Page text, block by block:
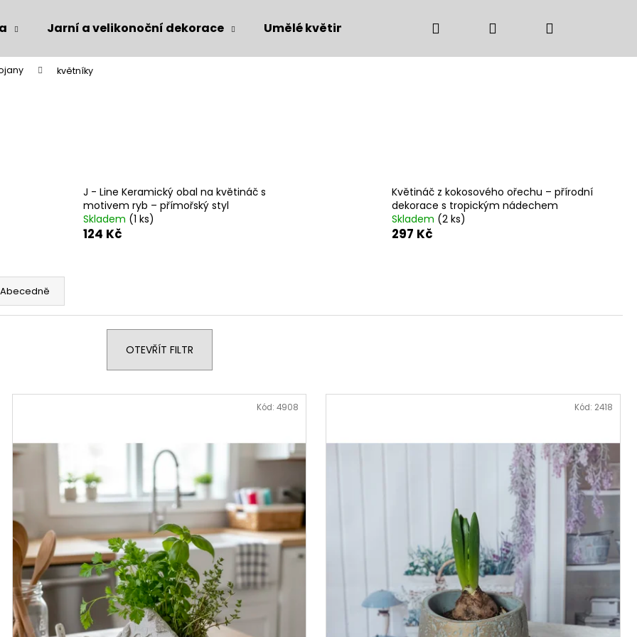
Jarní a velikonoční dekorace Umělé květiny Bytové doplňky Podzimní
Přihlášení
květníky
J - Line Keramický obal na květináč s
motivem ryb – přímořský styl
Skladem (1 ks)
124 Kč
Květináč z kokosového ořechu – přírodní
dekorace s tropickým nádechem
Skladem (2 ks)
297 Kč
Abecedně
OTEVŘÍT FILTR
Kód:4908 Kód: 2418
Co potřebujete najít?
Doporučujeme